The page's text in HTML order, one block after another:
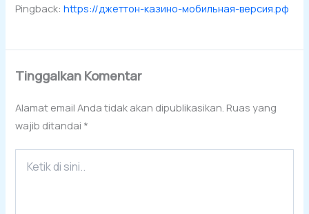
Pingback:https://джеттон-казино-мобильная-версия.рф
Tinggalkan Komentar
Alamat email Anda tidak akan dipublikasikan. Ruas yang
wajib ditandai *